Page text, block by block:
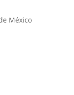
México